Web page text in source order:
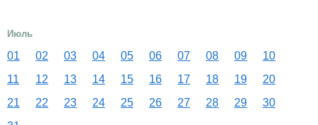
Июль
01 02 03 04 05 06 07 08 09
10
11
12 13 14 15 16 17 18 19
20
21
22 23 24 25 26 27 28 29
30